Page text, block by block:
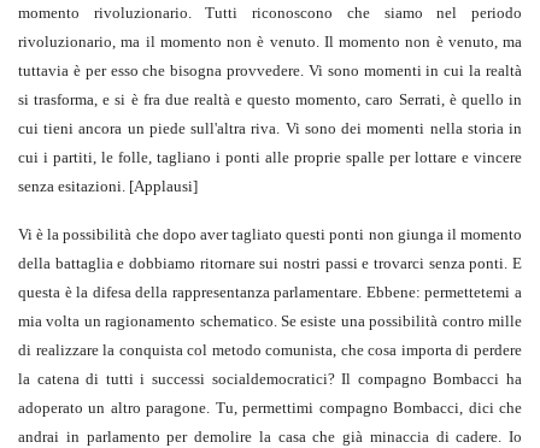
momento rivoluzionario. Tutti riconoscono che siamo nel periodo
rivoluzionario, ma il momento non è venuto. Il momento non è venuto, ma
tuttavia è per esso che bisogna provvedere. Vi sono momenti in cui la realtà
si trasforma, e si è fra due realtà e questo momento, caro Serrati, è quello in
cui tieni ancora un piede sull'altra riva. Vi sono dei momenti nella storia in
cui i partiti, le folle, tagliano i ponti alle proprie spalle per lottare e vincere
senza esitazioni. [Applausi]
Vi è la possibilità che dopo aver tagliato questi ponti non giunga il momento
della battaglia e dobbiamo ritornare sui nostri passi e trovarci senza ponti. E
questa è la difesa della rappresentanza parlamentare. Ebbene: permettetemi a
mia volta un ragionamento schematico. Se esiste una possibilità contro mille
di realizzare la conquista col metodo comunista, che cosa importa di perdere
la catena di tutti i successi socialdemocratici? Il compagno Bombacci ha
adoperato un altro paragone. Tu, permettimi compagno Bombacci, dici che
andrai in parlamento per demolire la casa che già minaccia di cadere. Io